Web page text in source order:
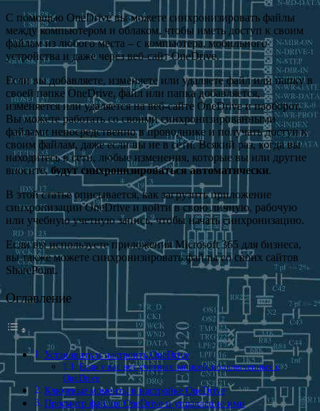
С помощью OneDrive вы можете синхронизировать файлы
между компьютером и облаком, чтобы иметь доступ к своим
файлам из любого места – с компьютера, мобильного
устройства и даже через веб-сайт OneDrive.
Если вы добавляете, изменяете или удаляете файл или папку в
своей папке OneDrive, файл или папка добавляется,
изменяется или удаляется на веб-сайте OneDrive и наоборот.
Вы можете работать со своими синхронизированными
файлами непосредственно в проводнике и получать доступ к
своим файлам, даже если вы не в сети. Всякий раз, когда вы
находитесь в сети, любые изменения, которые вы или другие
вносите,будут синхронизироваться автоматически.
В этой статье описывается, как загрузить приложение
синхронизации OneDrive и войти в свою личную, рабочую
или учебную учетную запись, чтобы начать синхронизацию.
Если вы используете приложения Microsoft 365 для бизнеса,
вы также можете синхронизировать файлы со своих сайтов
SharePoint.
Оглавление
Установить и настроить OneDrive
Если у вас нет учетных записей, подключенных к
OneDrive
Ключевые моменты в настройке OneDrive
Просмотр файлов OneDrive и управление ими